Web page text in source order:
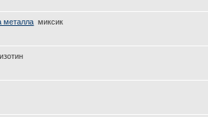
металла миксик